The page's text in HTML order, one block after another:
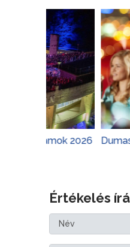
2026 Dumaszínház
Értékelés